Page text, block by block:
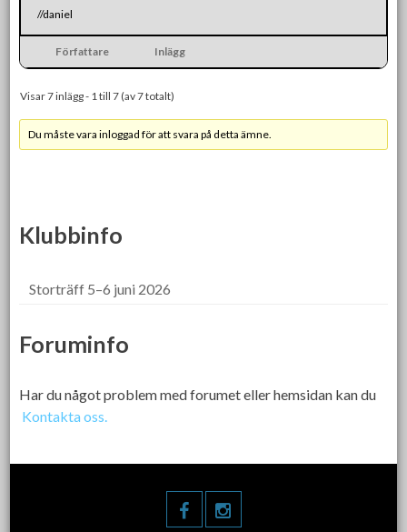
//daniel
Författare Inlägg
Visar 7 inlägg - 1 till 7 (av 7 totalt)
Du måste vara inloggad för att svara på detta ämne.
Klubbinfo
Storträff 5–6 juni 2026
Foruminfo
Har du något problem med forumet eller hemsidan kan du
Kontakta oss.